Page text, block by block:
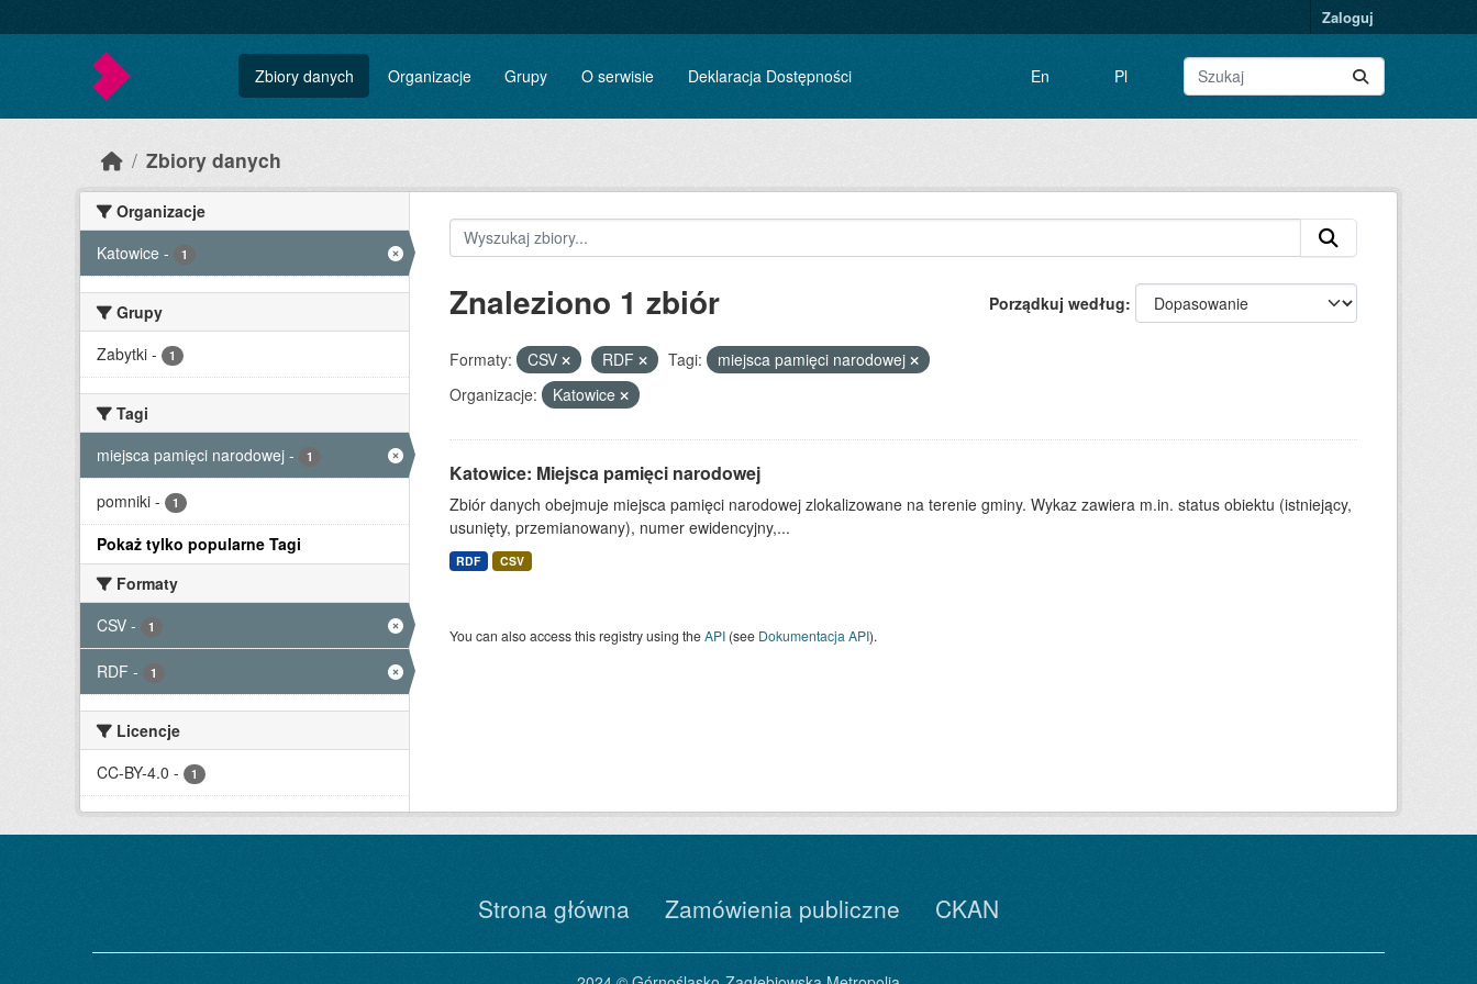
Zaloguj
Zbiory danych Organizacje Grupy O serwisie Deklaracja Dostępności En Pl
Zbiory danych
Organizacje
Katowice - 1
Grupy
Zabytki - 1
Tagi
miejsca pamięci narodowej - 1
pomniki - 1
Pokaż tylko popularne Tagi
Formaty
CSV - 1
RDF - 1
Licencje
CC-BY-4.0 - 1
Porządkuj według
Znaleziono 1 zbiór
Formaty: CSV RDF Tagi:
miejsca pamięci narodowej
Organizacje:
Katowice
Katowice: Miejsca pamięci narodowej
Zbiór danych obejmuje miejsca pamięci narodowej zlokalizowane na terenie gminy. Wykaz zawiera m.in. status obiektu (istniejący,
usunięty, przemianowany), numer ewidencyjny,...
RDF CSV
You can also access this registry using theAPI(see Dokumentacja API).
Strona główna Zamówienia publiczne CKAN